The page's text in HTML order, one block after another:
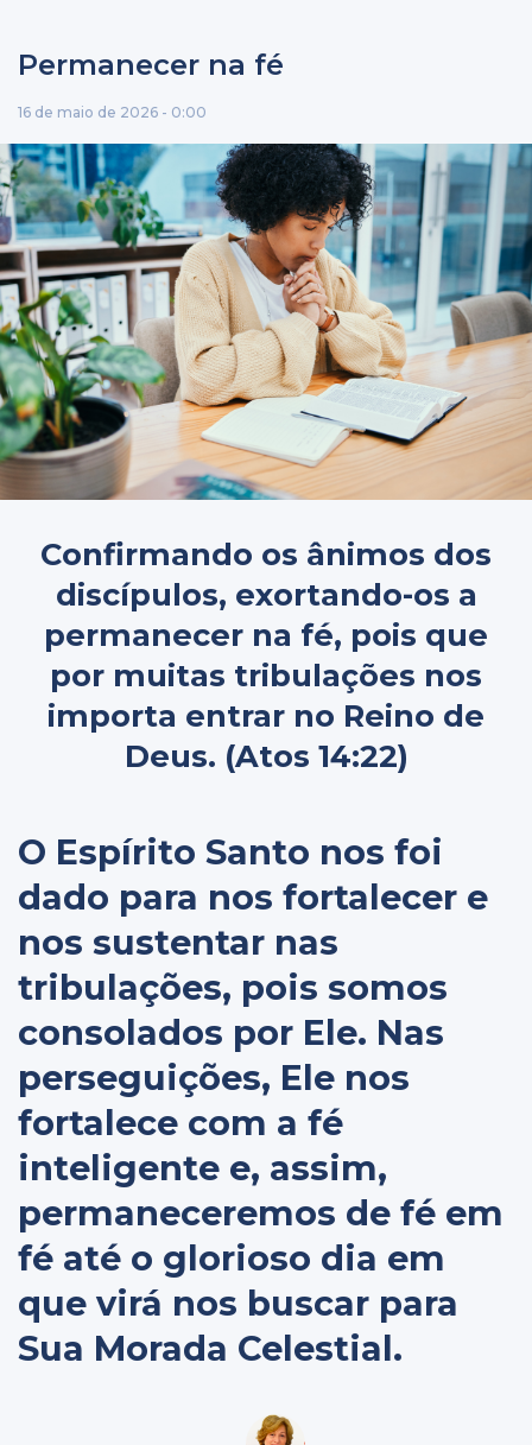
Permanecer na fé
16 de maio de 2026 - 0:00
Confirmando os ânimos dos
discípulos, exortando-os a
permanecer na fé, pois que
por muitas tribulações nos
importa entrar no Reino de
Deus. (Atos 14:22)
O Espírito Santo nos foi
dado para nos fortalecer e
nos sustentar nas
tribulações, pois somos
consolados por Ele. Nas
perseguições, Ele nos
fortalece com a fé
inteligente e, assim,
permaneceremos de fé em
fé até o glorioso dia em
que virá nos buscar para
Sua Morada Celestial.